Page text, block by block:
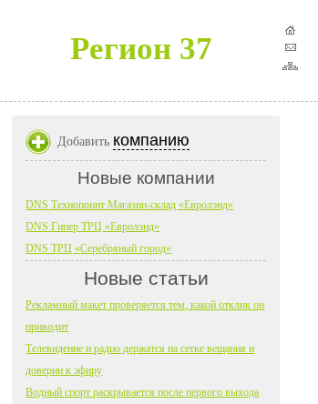
Регион 37
Добавить компанию
Новые компании
DNS Технопоинт Магазин-склад «Евролэнд»
DNS Гипер ТРЦ «Евролэнд»
DNS ТРЦ «Серебряный город»
Новые статьи
Рекламный макет проверяется тем, какой отклик он
приводит
Телевидение и радио держатся на сетке вещания и
доверии к эфиру
Водный спорт раскрывается после первого выхода